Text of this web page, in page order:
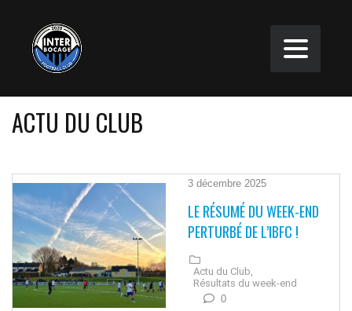
ACTU DU CLUB
3 décembre 2025
LE RÉSUMÉ DU WEEK-END
PERTURBÉ DE L’IBFC !
Actu du Club,
Résultats du week-end
0